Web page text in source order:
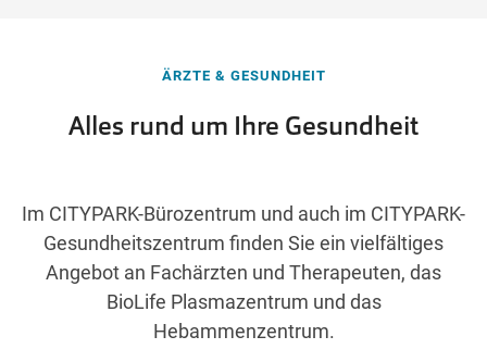
ÄRZTE & GESUNDHEIT
Alles rund um Ihre Gesundheit
Im CITYPARK-Bürozentrum und auch im CITYPARK-
Gesundheitszentrum finden Sie ein vielfältiges
Angebot an Fachärzten und Therapeuten, das
BioLife Plasmazentrum und das
Hebammenzentrum.